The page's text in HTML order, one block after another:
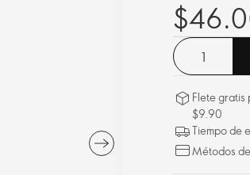
Flete gratis
$9.90
Tiempo de
Métodos